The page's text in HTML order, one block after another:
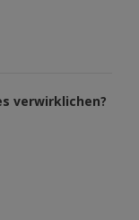
verwirklichen?